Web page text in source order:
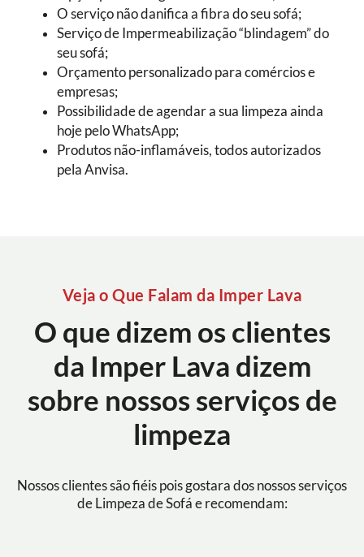
O serviço não danifica a fibra do seu sofá;
Serviço de Impermeabilização “blindagem” do
seu sofá;
Orçamento personalizado para comércios e
empresas;
Possibilidade de agendar a sua limpeza ainda
hoje pelo WhatsApp;
Produtos não-inflamáveis, todos autorizados
pela Anvisa.
Veja o Que Falam da Imper Lava
O que dizem os clientes
da Imper Lava dizem
sobre nossos serviços de
limpeza
Nossos clientes são fiéis pois gostara dos nossos serviços
de Limpeza de Sofá e recomendam: